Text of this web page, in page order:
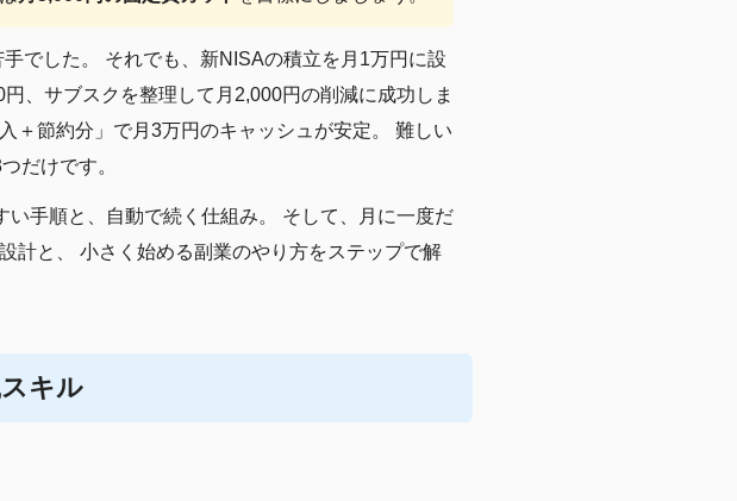
でした。 それでも、新NISAの積立を月1万円に設
、サブスクを整理して月2,000円の削減に成功しま
＋節約分」で月3万円のキャッシュが安定。 難しい
だけです。
手順と、自動で続く仕組み。 そして、月に一度だ
計と、 小さく始める副業のやり方をステップで解
キル